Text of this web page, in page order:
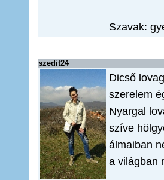
Szavak:
szedit24
Dicső
szerelem
Nyargal
szíve
álmaiban
a világban